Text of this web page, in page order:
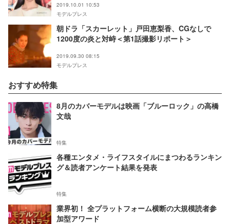
2019.10.01 10:53
モデルプレス
朝ドラ「スカーレット」戸田恵梨香、CGなしで
1200度の炎と対峙＜第1話撮影リポート＞
2019.09.30 08:15
モデルプレス
おすすめ特集
8月のカバーモデルは映画「ブルーロック」の高橋
文哉
特集
各種エンタメ・ライフスタイルにまつわるランキン
グ＆読者アンケート結果を発表
特集
業界初！ 全プラットフォーム横断の大規模読者参
加型アワード